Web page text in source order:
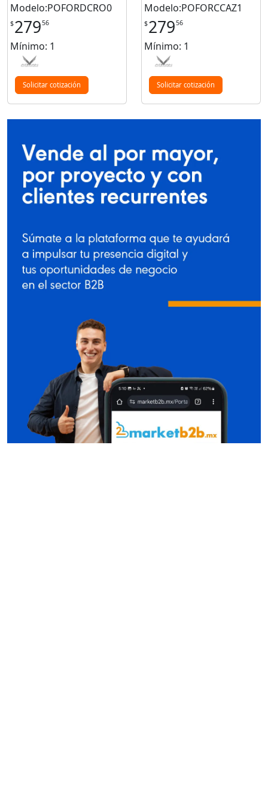
Modelo:POFORDCRO0
$27956
Mínimo: 1
Solicitar cotización
Modelo:POFORCCAZ1
$27956
Mínimo: 1
Solicitar cotización